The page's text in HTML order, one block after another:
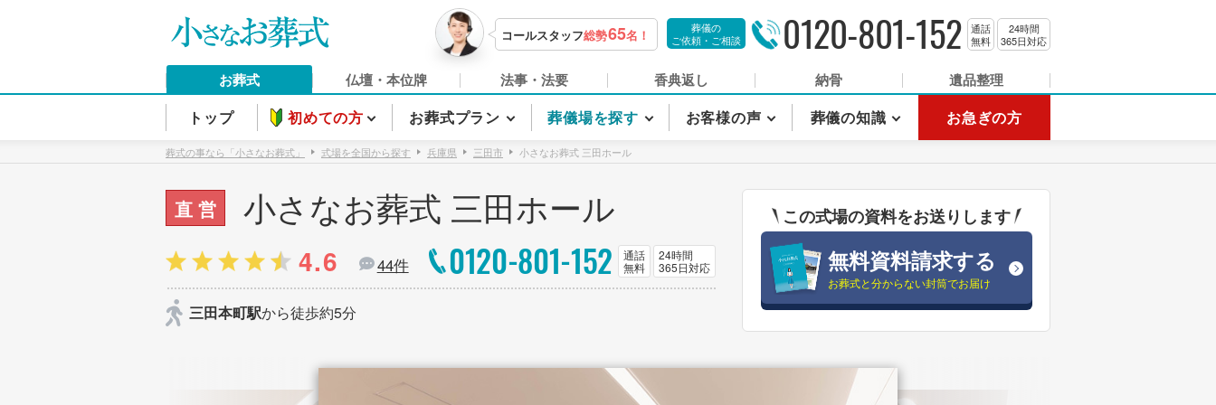
コールスタッフ総勢65名！
葬儀の
ご依頼・ご相談
0120-801-152
通話
無料
24時間
365日対応
お葬式 仏壇・本位牌 法事・法要 香典返し 納骨 遺品整理
トップ 初めての方 お葬式プラン 葬儀場を探す お客様の声 葬儀の知識 お急ぎの方
葬式の事なら「小さなお葬式」 式場を全国から探す 兵庫県 三田市 小さなお葬式 三田ホール
直 営 小さなお葬式 三田ホール
4.6 44件 0120-801-152 通話
無料
24時間
365日対応
三田本町駅から徒歩約5分
この式場の資料をお送りします
無料資料請求する
お葬式と分からない封筒でお届け